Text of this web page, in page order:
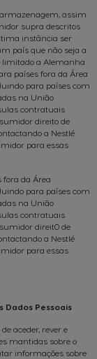
assim
supra descritos
instância ser
país que não seja a
limitado a Alemanha
países fora da Área
para países com
na União
contratuais
direito de
a Nestlé
para essas
fora da Área
para países com
na União
contratuais
direit0 de
a Nestlé
para essas
Dados Pessoais
aceder, rever e
mantidas sobre o
informações sobre